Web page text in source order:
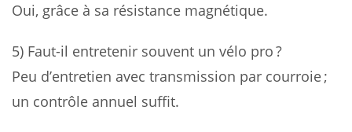
Oui, grâce à sa résistance magnétique.
5) Faut-il entretenir souvent un vélo pro ?
Peu d’entretien avec transmission par courroie ;
un contrôle annuel suffit.